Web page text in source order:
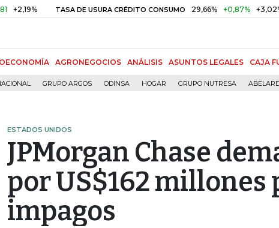
TASA DE USURA CRÉDITO CONSUMO 29,66% +0,87% +3,02%
AGRONEGOCIOS ANÁLISIS ASUNTOS LEGALES CAJA
GRUPO ARGOS ODINSA HOGAR GRUPO NUTRESA
ESTADOS UNIDOS
JPMorgan Chase
por US$162
impagos